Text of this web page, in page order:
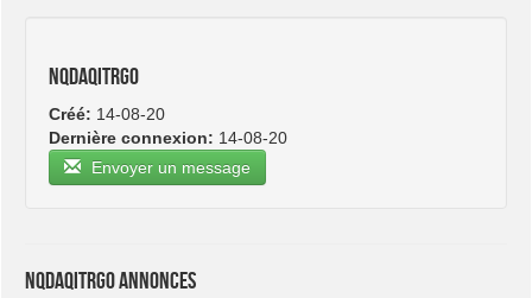
nqdaqitrgo
Créé: 14-08-20
Dernière connexion: 14-08-20
Envoyer un message
nqdaqitrgo Annonces